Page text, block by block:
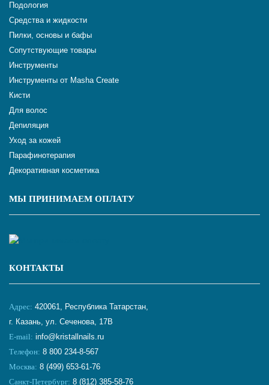
Подология
Средства и жидкости
Пилки, основы и бафы
Сопутствующие товары
Инструменты
Инструменты от Masha Create
Кисти
Для волос
Депиляция
Уход за кожей
Парафинотерапия
Декоративная косметика
МЫ ПРИНИМАЕМ ОПЛАТУ
КОНТАКТЫ
Адрес: 420061, Республика Татарстан,
г. Казань, ул. Сеченова, 17В
E-mail: info@kristallnails.ru
Телефон: 8 800 234-8-567
Москва: 8 (499) 653-61-76
Санкт-Петербург: 8 (812) 385-58-76